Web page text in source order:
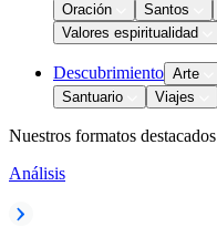
Oración
Santos
Valores espiritualidad
Descubrimiento Arte
Santuario
Viajes
Nuestros formatos destacados
Análisis